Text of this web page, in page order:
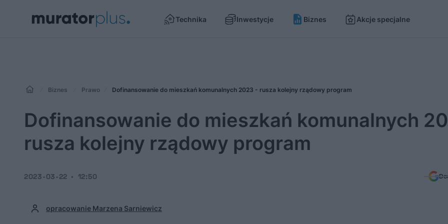
Technika Inwestycje Biznes Akcje specjalne
Biznes Prawo Dofinansowanie do mieszkań komunalnych 2023 - rusza kolejny rządowy program
Dofinansowanie do mieszkań komunalnych
rusza kolejny rządowy program
opracowanie Marzena Sarniewicz
2023-03-22 12:50